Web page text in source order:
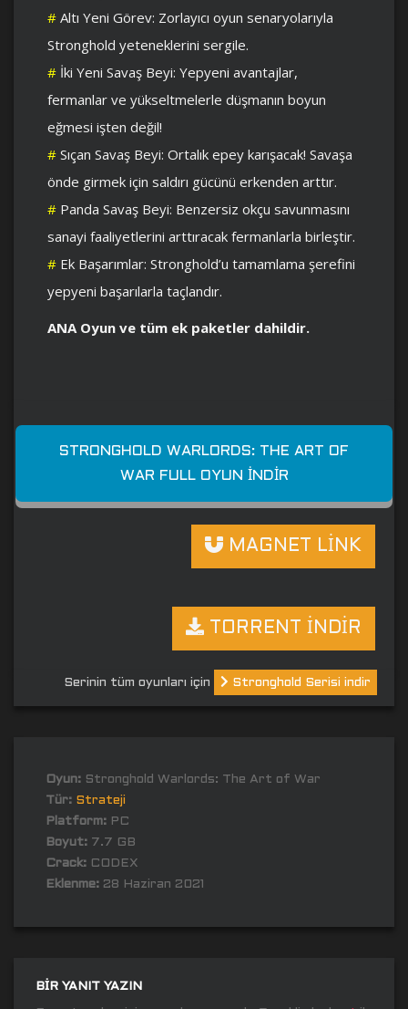
# Altı Yeni Görev: Zorlayıcı oyun senaryolarıyla
Stronghold yeteneklerini sergile.
# İki Yeni Savaş Beyi: Yepyeni avantajlar,
fermanlar ve yükseltmelerle düşmanın boyun
eğmesi işten değil!
# Sıçan Savaş Beyi: Ortalık epey karışacak! Savaşa
önde girmek için saldırı gücünü erkenden arttır.
# Panda Savaş Beyi: Benzersiz okçu savunmasını
sanayi faaliyetlerini arttıracak fermanlarla birleştir.
# Ek Başarımlar: Stronghold’u tamamlama şerefini
yepyeni başarılarla taçlandır.
ANA Oyun ve tüm ek paketler dahildir.
STRONGHOLD WARLORDS: THE ART OF
WAR FULL OYUN İNDIR
MAGNET LİNK
TORRENT İNDİR
Serinin tüm oyunları için Stronghold Serisi indir
Oyun: Stronghold Warlords: The Art of War
Tür: Strateji
Platform: PC
Boyut: 7.7 GB
Crack: CODEX
Eklenme: 28 Haziran 2021
BIR YANIT YAZIN